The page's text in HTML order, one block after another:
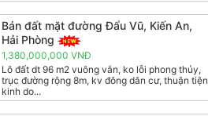
Bán đất mặt đường Đẩu Vũ, Kiến An,
Hải Phòng
1,380,000,000 VNĐ
Lô đất dt 96 m2 vuông vắn, ko lỗi phong thủy,
trục đường rộng 8m, kv đông dân cư, thuận tiện
kinh do...